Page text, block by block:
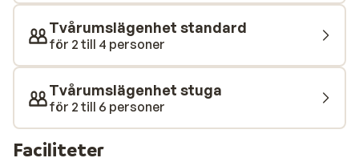
Tvårumslägenhet standard
för 2 till 4 personer
Tvårumslägenhet stuga
för 2 till 6 personer
Faciliteter